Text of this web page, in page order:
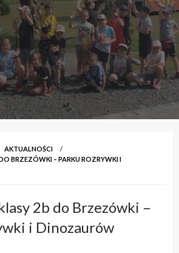
AKTUALNOŚCI
BRZEZÓWKI – PARKU ROZRYWKI I
2b do Brzezówki –
i Dinozaurów